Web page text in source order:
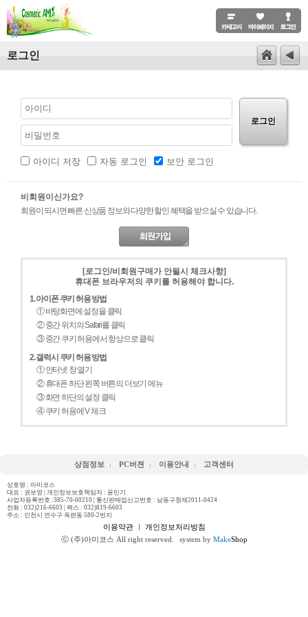
로그인
로그인
아이디 저장 자동 로그인 보안 로그인
비회원이신가요?
회원이 되시면 빠른 신상품 정보와 다양한 할인 혜택을 받으실 수 있습니다.
[로그인/비회원구매가 안될시 체크사항]
휴대폰 브라우저의 쿠키를 허용해야 합니다.
1. 아이폰 쿠키 허용 방법
① 바탕화면에 설정을 클릭
② 중간 위치의 Safari를 클릭
③ 중간 쿠키 허용에서 항상으로 클릭
2. 갤럭시 쿠키 허용 방법
① 인터넷 창 열기
② 휴대폰 하단 왼쪽 버튼의 더보기 메뉴
③ 화면 하단의 설정 클릭
④ 쿠키 허용에 V 체크
상점정보 PC버젼 이용안내 고객센터
상호명 : 아미코스
대표 : 권보영 | 개인정보보호책임자 : 윤민기
사업자등록번호 :385-70-00210 | 통신판매업신고번호 : 남동구청제2011-0424
전화 : 032)216-6603 | 팩스 : 032)819-6603
주소 : 인천시 연수구 옥련동 580-2번지
이용약관ㅣ 개인정보처리방침
ⓒ (주)아미코스 All right reserved.
system by MakeShop